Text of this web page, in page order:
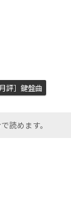
評］鍵盤曲
で読めます。